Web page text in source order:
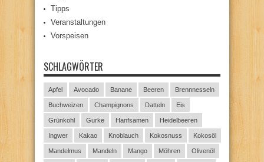
Tipps
Veranstaltungen
Vorspeisen
SCHLAGWÖRTER
Apfel Avocado Banane Beeren Brennnesseln
Buchweizen Champignons Datteln Eis
Grünkohl Gurke Hanfsamen Heidelbeeren
Ingwer Kakao Knoblauch Kokosnuss Kokosöl
Mandelmus Mandeln Mango Möhren Olivenöl